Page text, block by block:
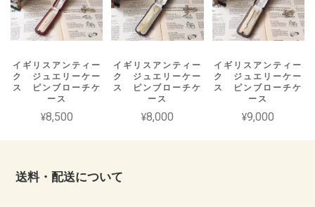
イギリスアンティー
ク ジュエリーケー
ス ピンブローチケ
ース
¥8,500
イギリスアンティー
ク ジュエリーケー
ス ピンブローチケ
ース
¥8,000
イギリスアンティー
ク ジュエリーケー
ス ピンブローチケ
ース
¥9,000
送料・配送について